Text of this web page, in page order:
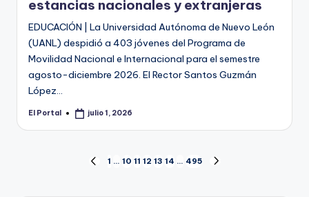
estancias nacionales y extranjeras
EDUCACIÓN | La Universidad Autónoma de Nuevo León
(UANL) despidió a 403 jóvenes del Programa de
Movilidad Nacional e Internacional para el semestre
agosto-diciembre 2026. El Rector Santos Guzmán
López…
Publicado
El Portal julio 1, 2026
Paginación
PÁGINA
1 … 10 11 12 13 14 … 495